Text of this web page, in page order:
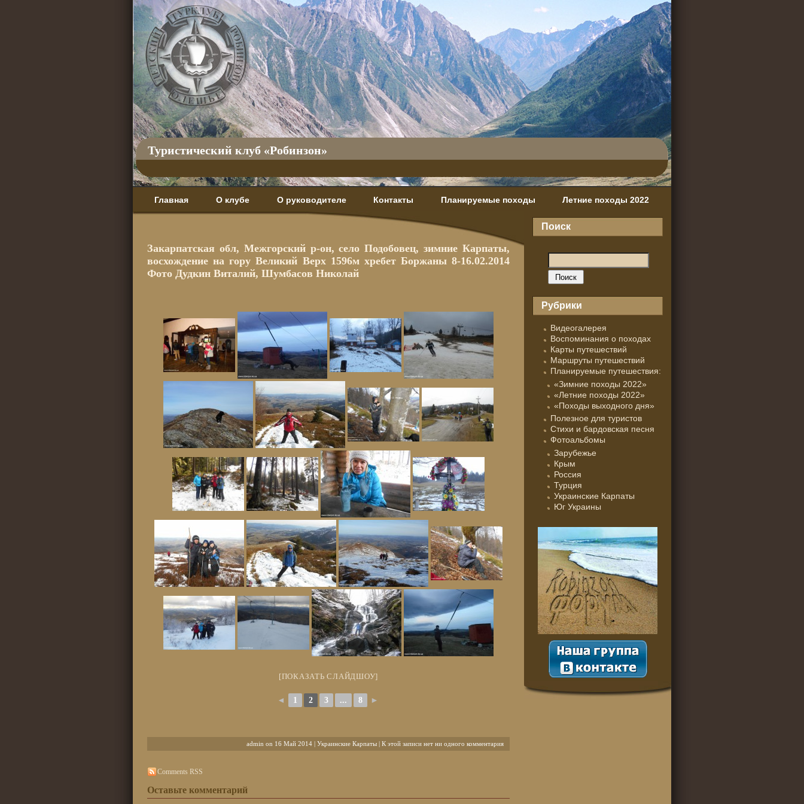
Туристический клуб «Робинзон»
Главная О клубе О руководителе Контакты Планируемые походы Летние походы 2022
Закарпатская обл, Межгорский р-он, село Подобовец, зимние Карпаты,
восхождение на гору Великий Верх 1596м хребет Боржаны 8-16.02.2014
Фото Дудкин Виталий, Шумбасов Николай
[ПОКАЗАТЬ СЛАЙДШОУ]
◄ 1 2 3 ... 8 ►
admin on 16 Май 2014 | Украинские Карпаты| К этой записи нет ни одного комментария
Comments RSS
Оставьте комментарий
Поиск
Рубрики
Видеогалерея
Воспоминания о походах
Карты путешествий
Маршруты путешествий
Планируемые путешествия:
«Зимние походы 2022»
«Летние походы 2022»
«Походы выходного дня»
Полезное для туристов
Стихи и бардовская песня
Фотоальбомы
Зарубежье
Крым
Россия
Турция
Украинские Карпаты
Юг Украины